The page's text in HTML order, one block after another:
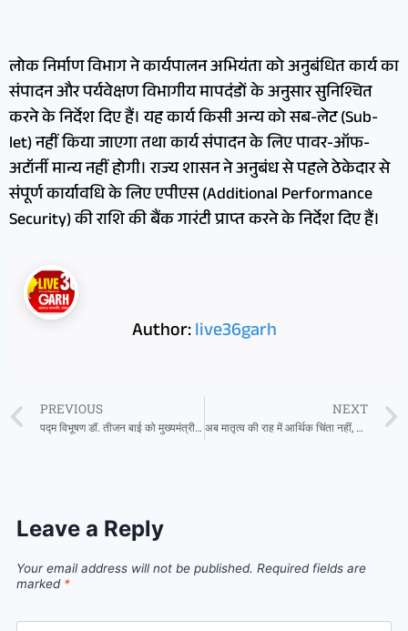
लोक निर्माण विभाग ने कार्यपालन अभियंता को अनुबंधित कार्य का
संपादन और पर्यवेक्षण विभागीय मापदंडों के अनुसार सुनिश्चित
करने के निर्देश दिए हैं। यह कार्य किसी अन्य को सब-लेट (Sub-
let) नहीं किया जाएगा तथा कार्य संपादन के लिए पावर-ऑफ-
अटॉर्नी मान्य नहीं होगी। राज्य शासन ने अनुबंध से पहले ठेकेदार से
संपूर्ण कार्यावधि के लिए एपीएस (Additional Performance
Security) की राशि की बैंक गारंटी प्राप्त करने के निर्देश दिए हैं।
Author:live36garh
PREVIOUS
पद्म विभूषण डॉ. तीजन बाई को मुख्यमंत्री विष्णु देव साय ने दी श्रद्धांजलि
NEXT
अब मातृत्व की राह में आर्थिक चिंता नहीं, बसना के अग्रवाल मल्टीस्पेशलिटी हॉस्पिटल ने पेश की अनूठी मिसाल
Leave a Reply
Your email address will not be published. Required fields are
marked *